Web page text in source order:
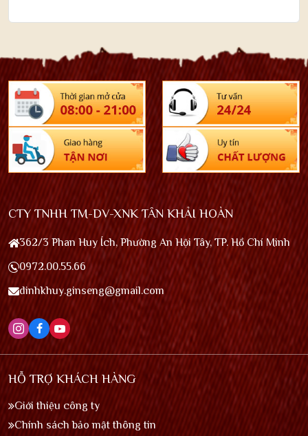
CTY TNHH TM-DV-XNK TÂN KHẢI HOÀN
362/3 Phan Huy Ích, Phường An Hội Tây, TP. Hồ Chí Minh
0972.00.55.66
dinhkhuy.ginseng@gmail.com
HỖ TRỢ KHÁCH HÀNG
Giới thiệu công ty
Chính sách bảo mật thông tin